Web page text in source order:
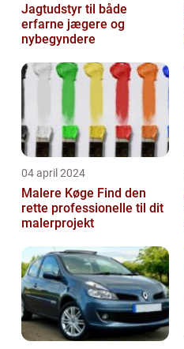
Jagtudstyr til både
erfarne jægere og
nybegyndere
04 april 2024
Malere Køge Find den
rette professionelle til dit
malerprojekt